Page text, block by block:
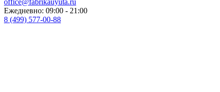
office@fabrikauyuta.ru
Ежедневно: 09:00 - 21:00
8 (499) 577-00-88